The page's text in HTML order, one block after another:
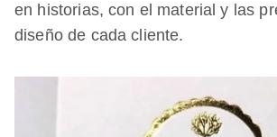
en historias, con el material y las
diseño de cada cliente.